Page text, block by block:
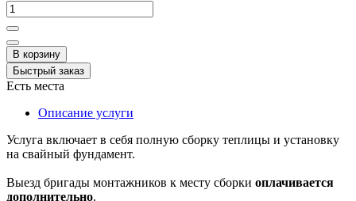
В корзину
Быстрый заказ
Есть места
Описание услуги
Услуга включает в себя полную сборку теплицы и установку
на свайный фундамент.
Выезд бригады монтажников к месту сборки оплачивается
дополнительно.